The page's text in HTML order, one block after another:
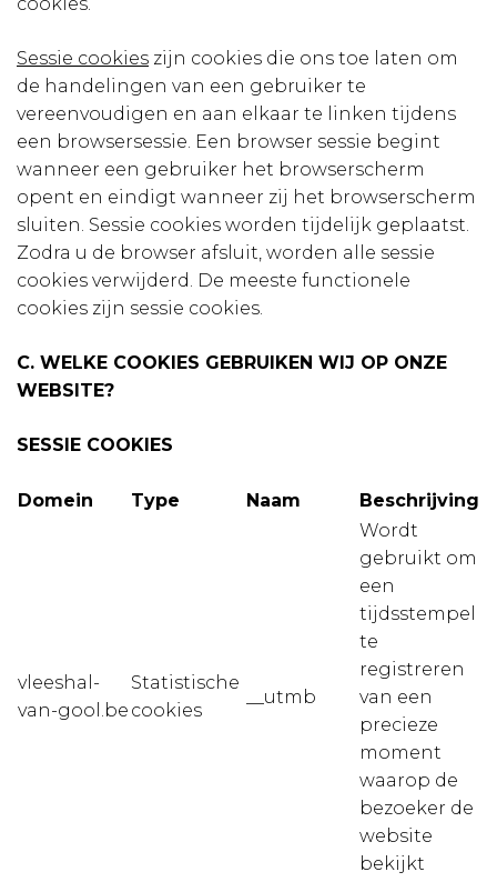
cookies.
Sessie cookies zijn cookies die ons toe laten om
de handelingen van een gebruiker te
vereenvoudigen en aan elkaar te linken tijdens
een browsersessie. Een browser sessie begint
wanneer een gebruiker het browserscherm
opent en eindigt wanneer zij het browserscherm
sluiten. Sessie cookies worden tijdelijk geplaatst.
Zodra u de browser afsluit, worden alle sessie
cookies verwijderd. De meeste functionele
cookies zijn sessie cookies.
C. WELKE COOKIES GEBRUIKEN WIJ OP ONZE
WEBSITE?
SESSIE COOKIES
Domein Type Naam Beschrijving
vleeshal-
van-gool.be
Statistische
cookies
__utmb
Wordt
gebruikt om
een
tijdsstempel
te
registreren
van een
precieze
moment
waarop de
bezoeker de
website
bekijkt